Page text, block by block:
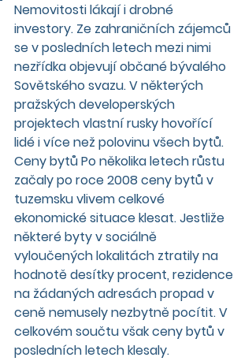
Nemovitosti lákají i drobné
investory. Ze zahraničních zájemců
se v posledních letech mezi nimi
nezřídka objevují občané bývalého
Sovětského svazu. V některých
pražských developerských
projektech vlastní rusky hovořící
lidé i více než polovinu všech bytů.
Ceny bytů Po několika letech růstu
začaly po roce 2008 ceny bytů v
tuzemsku vlivem celkové
ekonomické situace klesat. Jestliže
některé byty v sociálně
vyloučených lokalitách ztratily na
hodnotě desítky procent, rezidence
na žádaných adresách propad v
ceně nemusely nezbytně pocítit. V
celkovém součtu však ceny bytů v
posledních letech klesaly.